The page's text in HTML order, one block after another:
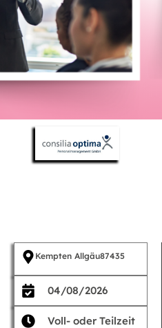
Kempten Allgäu87435
04/08/2026
Voll- oder Teilzeit